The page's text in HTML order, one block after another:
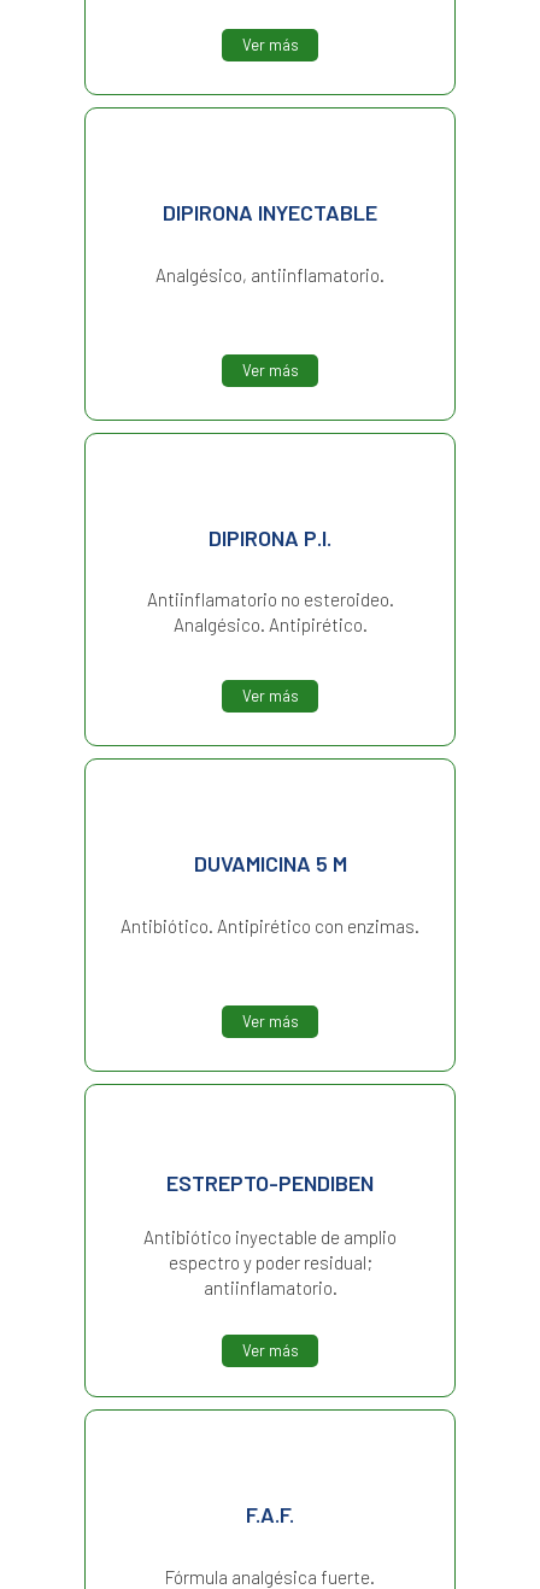
Ver más
DIPIRONA INYECTABLE
Analgésico, antiinflamatorio.
Ver más
DIPIRONA P.I.
Antiinflamatorio no esteroideo.
Analgésico. Antipirético.
Ver más
DUVAMICINA 5 M
Antibiótico. Antipirético con enzimas.
Ver más
ESTREPTO-PENDIBEN
Antibiótico inyectable de amplio
espectro y poder residual;
antiinflamatorio.
Ver más
F.A.F.
Fórmula analgésica fuerte.